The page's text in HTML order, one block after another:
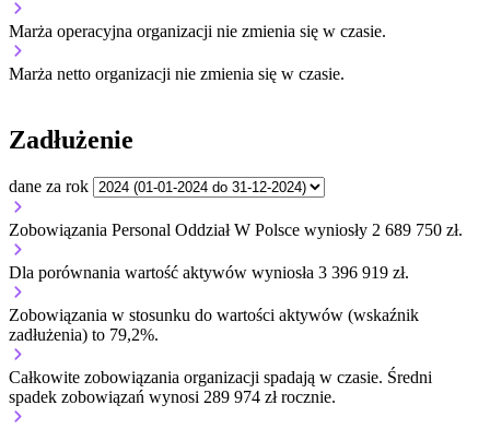
Marża operacyjna organizacji nie zmienia się w czasie.
Marża netto organizacji nie zmienia się w czasie.
Zadłużenie
dane za rok
Zobowiązania Personal Oddział W Polsce wyniosły 2 689 750 zł.
Dla porównania wartość aktywów wyniosła 3 396 919 zł.
Zobowiązania w stosunku do wartości aktywów (wskaźnik
zadłużenia) to 79,2%.
Całkowite zobowiązania organizacji spadają w czasie. Średni
spadek zobowiązań wynosi 289 974 zł rocznie.